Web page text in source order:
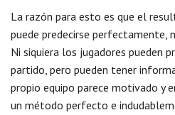
La razón para esto es que el
puede predecirse perfectamente,
Ni siquiera los jugadores pueden
partido, pero pueden tener
propio equipo parece motivado y
un método perfecto e